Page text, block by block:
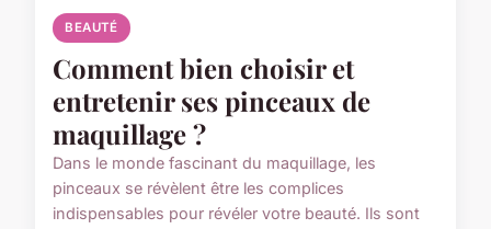
BEAUTÉ
Comment bien choisir et
entretenir ses pinceaux de
maquillage ?
Dans le monde fascinant du maquillage, les
pinceaux se révèlent être les complices
indispensables pour révéler votre beauté. Ils sont